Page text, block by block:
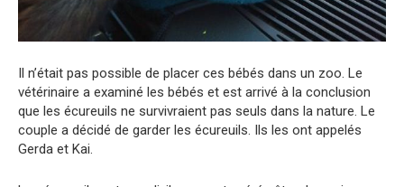
Il n’était pas possible de placer ces bébés dans un zoo. Le
vétérinaire a examiné les bébés et est arrivé à la conclusion
que les écureuils ne survivraient pas seuls dans la nature. Le
couple a décidé de garder les écureuils. Ils les ont appelés
Gerda et Kai.